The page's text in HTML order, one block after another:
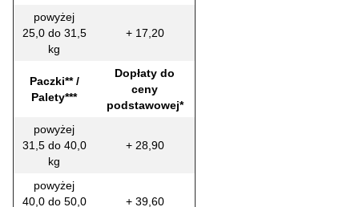
powyżej
25,0 do 31,5
kg
+ 17,20
Paczki** /
Palety***
Dopłaty do
ceny
podstawowej*
powyżej
31,5 do 40,0
kg
+ 28,90
powyżej
40,0 do 50,0
+ 39,60